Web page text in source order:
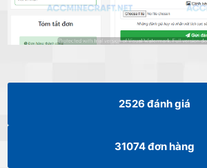
2526 đánh giá
31074đơn hàng